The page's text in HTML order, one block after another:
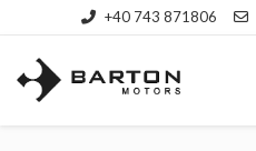
+40 743 871806